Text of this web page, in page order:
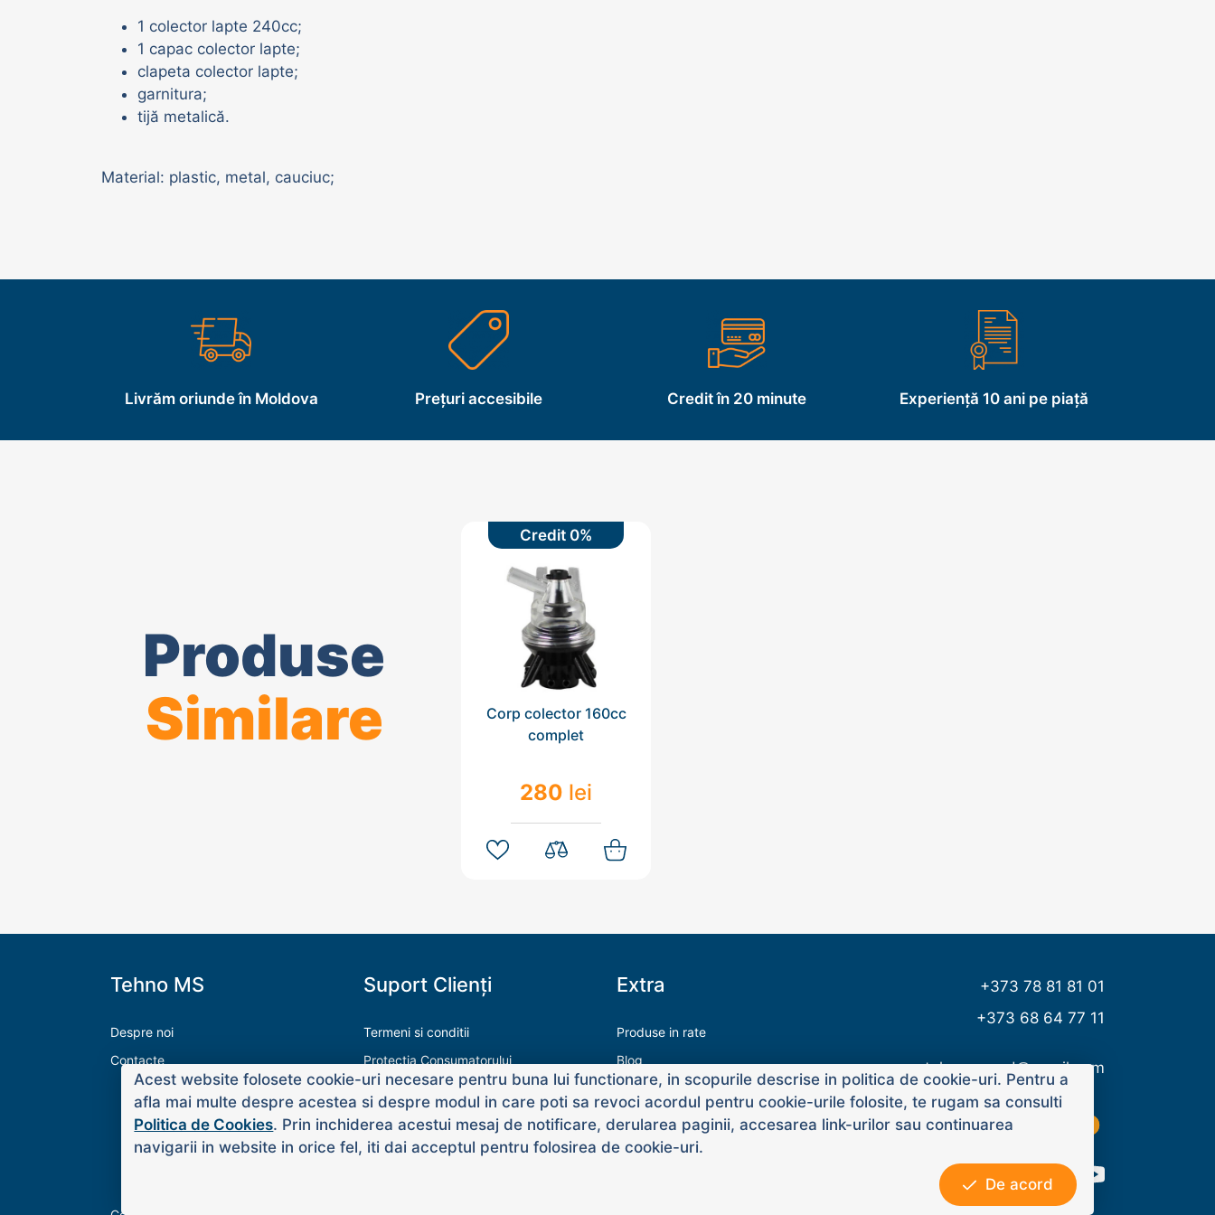
Adăpători vaci | oi | porci
1 colector lapte 240cc;
1 capac colector lapte;
clapeta colector lapte;
garnitura;
tijă metalică.
Material: plastic, metal, cauciuc;
Livrăm oriunde în Moldova Prețuri accesibile Credit în 20 minute Experiență 10 ani pe piață
Produse
Similare
Credit 0%
Corp colector 160cc
complet
280 lei
Tehno MS
Despre noi
Contacte
Suport Clienți
Termeni si conditii
Protectia Consumatorului
Modalități de plată
Extra
Produse in rate
Blog
+373 78 81 81 01
+373 68 64 77 11
tehnoms.md@gmail.com
Acest website folosete cookie-uri necesare pentru buna lui functionare, in scopurile descrise in politica de cookie-uri. Pentru a
afla mai multe despre acestea si despre modul in care poti sa revoci acordul pentru cookie-urile folosite, te rugam sa consulti
Politica de Cookies. Prin inchiderea acestui mesaj de notificare, derularea paginii, accesarea link-urilor sau continuarea
navigarii in website in orice fel, iti dai acceptul pentru folosirea de cookie-uri.
De acord